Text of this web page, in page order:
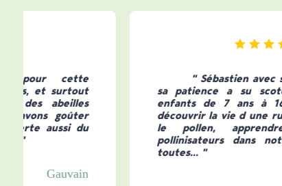
" Sébastien avec ses compétences et
sa patience a su scotcher nos 6 petits
enfants de 7 ans à 16 ans... ils ont pu
découvrir la vie d une ruche, goûter le miel,
le pollen, apprendre le rôle des
pollinisateurs dans notre environnement,